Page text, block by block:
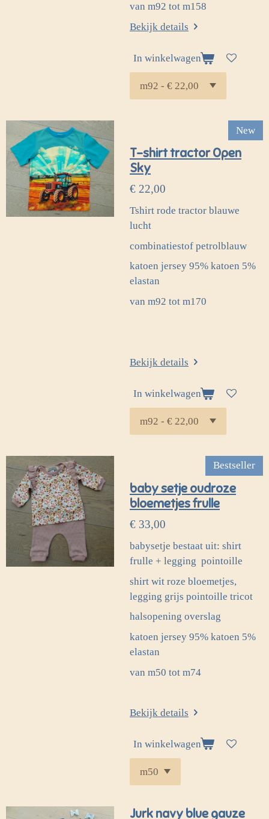
van m92 tot m158
Bekijk details
In winkelwagen
New
T-shirt tractor Open
Sky
€ 22,00
Tshirt rode tractor blauwe
lucht
combinatiestof petrolblauw
katoen jersey 95% katoen 5%
elastan
van m92 tot m170
Bekijk details
In winkelwagen
Bestseller
baby setje oudroze
bloemetjes frulle
€ 33,00
babysetje bestaat uit: shirt
frulle + legging pointoille
shirt wit roze bloemetjes,
legging grijs pointoille tricot
halsopening overslag
katoen jersey 95% katoen 5%
elastan
van m50 tot m74
Bekijk details
In winkelwagen
Jurk navy blue gauze